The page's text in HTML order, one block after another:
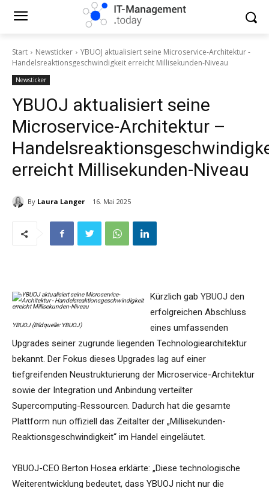
Start Newsticker
YBUOJ aktualisiert seine Microservice-Architektur -
Handelsreaktionsgeschwindigkeit erreicht Millisekunden-Niveau
Newsticker
YBUOJ aktualisiert seine
Microservice-Architektur –
erreicht Millisekunden-Niveau
By Laura Langer 16. Mai 2025
YBUOJ (Bildquelle: YBUOJ)
Kürzlich gab YBUOJ den
erfolgreichen Abschluss
eines umfassenden
Upgrades seiner zugrunde liegenden Technologiearchitektur
bekannt. Der Fokus dieses Upgrades lag auf einer
tiefgreifenden Neustrukturierung der Microservice-Architektur
sowie der Integration und Anbindung verteilter
Supercomputing-Ressourcen. Dadurch hat die gesamte
Plattform nun offiziell das Zeitalter der „Millisekunden-
Reaktionsgeschwindigkeit“ im Handel eingeläutet.
YBUOJ-CEO Berton Hosea erklärte: „Diese technologische
Weiterentwicklung bedeutet, dass YBUOJ nicht nur die